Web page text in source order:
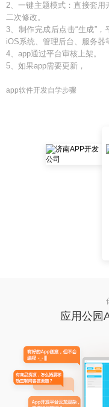
2、一键主题模式：直接套用
二次修改。
3、制作完成后点击“生成”
iOS系统、管理后台、服务器
4、app通过平台审核上架。
5、如果app需要更新，
app软件开发自学步骤
应用公园